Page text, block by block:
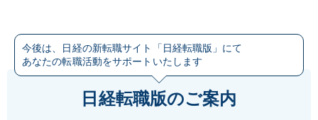
今後は、日経の新転職サイト「日経転職版」にて
あなたの転職活動をサポートいたします
日経転職版のご案内